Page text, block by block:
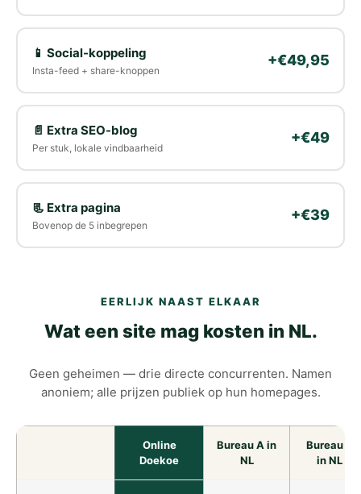
📱 Social-koppeling
Insta-feed + share-knoppen
+€49,95
📄 Extra SEO-blog
Per stuk, lokale vindbaarheid
+€49
📃 Extra pagina
Bovenop de 5 inbegrepen
+€39
EERLIJK NAAST ELKAAR
Wat een site mag kosten in NL.
Geen geheimen — drie directe concurrenten. Namen
anoniem; alle prijzen publiek op hun homepages.
Online
Doekoe
Bureau A in
NL
Bureau B
in NL